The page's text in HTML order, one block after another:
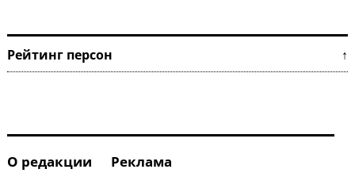
Рейтинг персон ↑
О редакции
Реклама